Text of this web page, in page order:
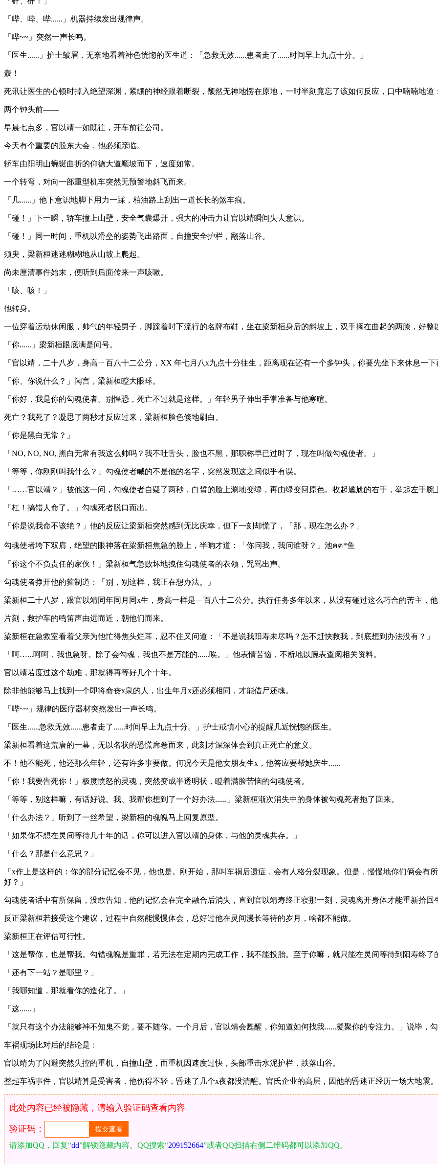
「哔、哔、哔......」机器持续发出规律声。
「哔~~」突然一声长鸣。
「医生......」护士皱眉，无奈地看着神色恍惚的医生道：「急救无效......患者走了......时间早上九点十分。」
轰！
死讯让医生的心顿时掉入绝望深渊，紧绷的神经跟着断裂，颓然无神地愣在原地，一时半刻竟忘了该如何反应，口中喃喃地道
两个钟头前——
早晨七点多，官以靖一如既往，开车前往公司。
今天有个重要的股东大会，他必须亲临。
轿车由阳明山蜿蜒曲折的仰德大道顺坡而下，速度如常。
一个转弯，对向一部重型机车突然无预警地斜飞而来。
「几......」他下意识地脚下用力一踩，柏油路上刮出一道长长的煞车痕。
「碰！」下一瞬，轿车撞上山壁，安全气囊爆开，强大的冲击力让官以靖瞬间失去意识。
「碰！」同一时间，重机以滑垒的姿势飞出路面，自撞安全护栏，翻落山谷。
须臾，梁新桓迷迷糊糊地从山坡上爬起。
尚未厘清事件始末，便听到后面传来一声咳嗽。
「咳、咳！」
他转身。
一位穿着运动休闲服，帅气的年轻男子，脚踩着时下流行的名牌布鞋，坐在梁新桓身后的斜坡上，双手搁在曲起的两膝，好整
「你......」梁新桓眼底满是问号。
「官以靖，二十八岁，身高ㄧ百八十二公分，XX 年七月八x九点十分往生，距离现在还有一个多钟头，你要先坐下来休息一
「你、你说什么？」闻言，梁新桓瞪大眼球。
「你好，我是你的勾魂使者。别惶恐，死亡不过就是这样。」年轻男子伸出手掌准备与他寒暄。
死亡？我死了？凝思了两秒才反应过来，梁新桓脸色倏地刷白。
「你是黑白无常？」
「NO, NO, NO, 黑白无常有我这么帅吗？我不吐舌头，脸也不黑，那职称早已过时了，现在叫做勾魂使者。」
「等等，你刚刚叫我什么？」勾魂使者喊的不是他的名字，突然发现这之间似乎有误。
「……官以靖？」被他这一问，勾魂使者自疑了两秒，白皙的脸上涮地变绿，再由绿变回原色。收起尴尬的右手，举起左手腕
「杠！搞错人命了。」勾魂死者脱口而出。
「你是说我命不该绝？」他的反应让梁新桓突然感到无比庆幸，但下一刻却慌了，「那，现在怎么办？」
勾魂使者垮下双肩，绝望的眼神落在梁新桓焦急的脸上，半晌才道：「你问我，我问谁呀？」池ฅฅ*鱼
「你这个不负责任的家伙！」梁新桓气急败坏地拽住勾魂使者的衣领，咒骂出声。
勾魂使者挣开他的箍制道：「别，别这样，我正在想办法。」
梁新桓二十八岁，跟官以靖同年同月同x生，身高一样是ㄧ百八十二公分。执行任务多年以来，从没有碰过这么巧合的苦主，
片刻，救护车的鸣笛声由远而近，朝他们而来。
梁新桓在急救室看着父亲为他忙得焦头烂耳，忍不住又问道：「不是说我阳寿未尽吗？怎不赶快救我，到底想到办法没有？」
「呵…...呵呵，我也急呀。除了会勾魂，我也不是万能的......唉。」他表情苦恼，不断地以腕表查阅相关资料。
官以靖若度过这个劫难，那就得再等好几个十年。
除非他能够马上找到一个即将命丧x泉的人，出生年月x还必须相同，才能借尸还魂。
「哔~~」规律的医疗器材突然发出一声长鸣。
「医生......急救无效......患者走了......时间早上九点十分。」护士戒慎小心的提醒几近恍惚的医生。
梁新桓看着这荒唐的一幕，无以名状的恐慌席卷而来，此刻才深深体会到真正死亡的意义。
不！他不能死，他还那么年轻，还有许多事要做。何况今天是他女朋友生x，他答应要帮她庆生......
「你！我要告死你！」极度愤怒的灵魂，突然变成半透明状，瞪着满脸苦恼的勾魂使者。
「等等，别这样嘛，有话好说。我、我帮你想到了一个好办法......」梁新桓渐次消失中的身体被勾魂死者拖了回来。
「什么办法？」听到了一丝希望，梁新桓的魂魄马上回复原型。
「如果你不想在灵间等待几十年的话，你可以进入官以靖的身体，与他的灵魂共存。」
「什么？那是什么意思？」
「x作上是这样的：你的部分记忆会不见，他也是。刚开始，那叫车祸后遗症，会有人格分裂现象。但是，慢慢地你们俩会有
好？」
勾魂使者话中有所保留，没敢告知，他的记忆会在完全融合后消失，直到官以靖寿终正寝那一刻，灵魂离开身体才能重新拾回
反正梁新桓若接受这个建议，过程中自然能慢慢体会，总好过他在灵间漫长等待的岁月，啥都不能做。
梁新桓正在评估可行性。
「这是帮你，也是帮我。勾错魂魄是重罪，若无法在定期内完成工作，我不能投胎。至于你嘛，就只能在灵间等待到阳寿终了
「还有下一站？是哪里？」
「我哪知道，那就看你的造化了。」
「这......」
「就只有这个办法能够神不知鬼不觉，要不随你。一个月后，官以靖会甦醒，你知道如何找我......凝聚你的专注力。」说毕，勾
车祸现场比对后的结论是：
官以靖为了闪避突然失控的重机，自撞山壁，而重机因速度过快，头部重击水泥护栏，跌落山谷。
整起车祸事件，官以靖算是受害者，他伤得不轻，昏迷了几个x夜都没清醒。官氏企业的高层，因他的昏迷正经历一场大地震。
此处内容已经被隐藏，请输入验证码查看内容
验证码：
请添加QQ，回复“dd”解锁隐藏内容。QQ搜索“209152664”或者QQ扫描右侧二维码都可以添加QQ。